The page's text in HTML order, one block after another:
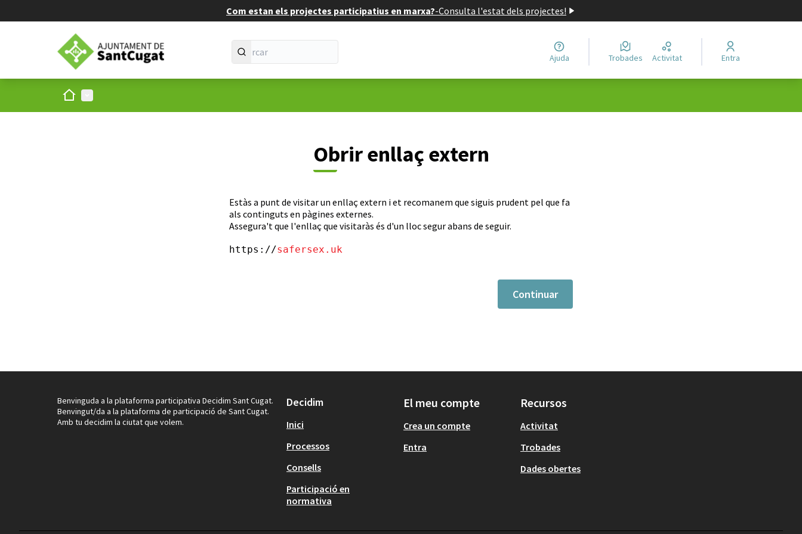
Com estan els projectes participatius en marxa?-Consulta l'estat dels projectes!
Ajuda Trobades Activitat Entra
Inici Menú principal
Obrir enllaç extern
Estàs a punt de visitar un enllaç extern i et recomanem que siguis prudent pel que fa
als continguts en pàgines externes.
Assegura't que l'enllaç que visitaràs és d'un lloc segur abans de seguir.
https://safersex.uk
Continuar
Benvinguda a la plataforma participativa Decidim Sant Cugat.
Benvingut/da a la plataforma de participació de Sant Cugat.
Amb tu decidim la ciutat que volem.
Decidim
Inici
Processos
Consells
Participació en
normativa
El meu compte
Crea un compte
Entra
Recursos
Activitat
Trobades
Dades obertes